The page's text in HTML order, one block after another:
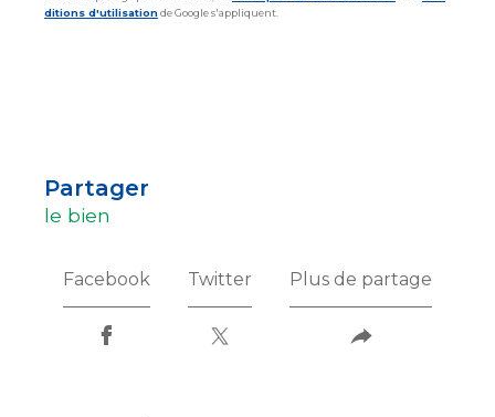
ditions d'utilisationde Google s'appliquent.
partager
le bien
Facebook Twitter Plus de partage